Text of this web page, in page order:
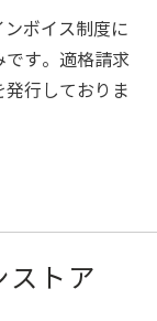
ボイス制度に
です。適格請求
行しておりま
ストア